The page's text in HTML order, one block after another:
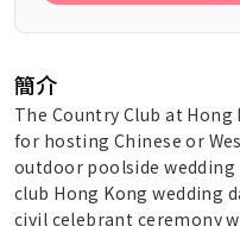
簡介
The Country Club at Hong
for hosting Chinese or
outdoor poolside
club Hong Kong wedding
civil celebrant ceremony